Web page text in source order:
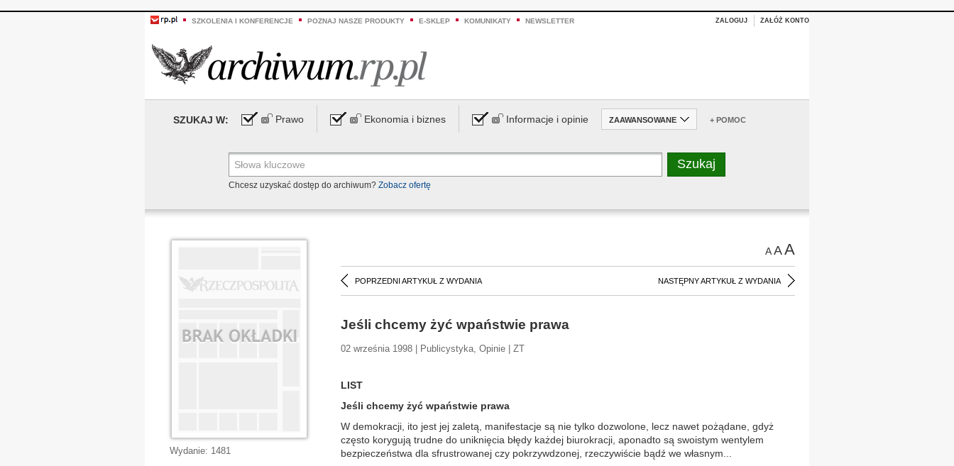
SZKOLENIA I KONFERENCJE POZNAJ NASZE PRODUKTY E-SKLEP KOMUNIKATY NEWSLETTER ZALOGUJ ZAŁÓŻ KONTO
SZUKAJ W: Prawo Ekonomia i biznes Informacje i opinie ZAAWANSOWANE + POMOC
Chcesz uzyskać dostęp do archiwum? Zobacz ofertę
AAA
POPRZEDNI ARTYKUŁ Z WYDANIA NASTĘPNY ARTYKUŁ Z WYDANIA
Jeśli chcemy żyć wpaństwie prawa
02 września 1998 | Publicystyka, Opinie | ZT
LIST
Jeśli chcemy żyć wpaństwie prawa
W demokracji, ito jest jej zaletą, manifestacje są nie tylko dozwolone, lecz nawet pożądane, gdyż
często korygują trudne do uniknięcia błędy każdej biurokracji, aponadto są swoistym wentylem
bezpieczeństwa dla sfrustrowanej czy pokrzywdzonej, rzeczywiście bądź we własnym...
Wydanie: 1481